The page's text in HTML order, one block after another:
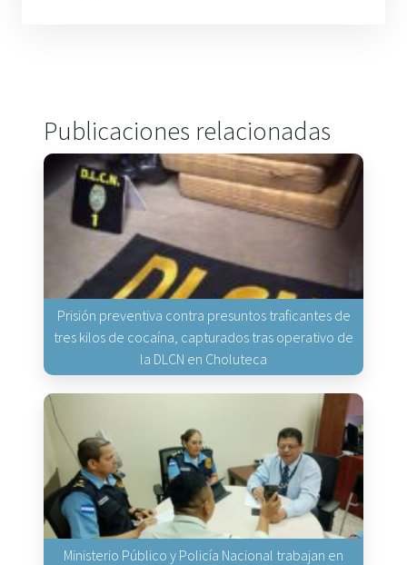
Publicaciones relacionadas
Prisión preventiva contra presuntos traficantes de
tres kilos de cocaína, capturados tras operativo de
la DLCN en Choluteca
Ministerio Público y Policía Nacional trabajan en